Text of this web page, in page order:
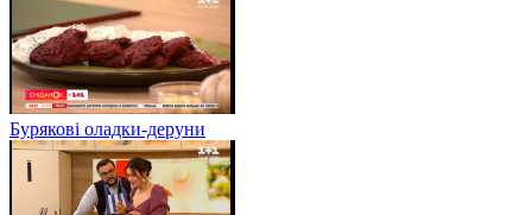
Бурякові оладки-деруни